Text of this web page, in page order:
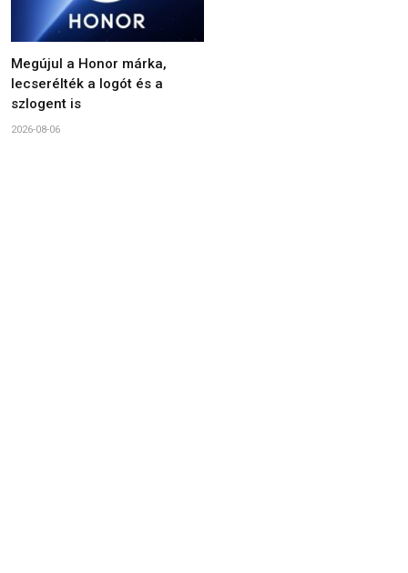
Megújul a Honor márka,
lecserélték a logót és a
szlogent is
2026-08-06